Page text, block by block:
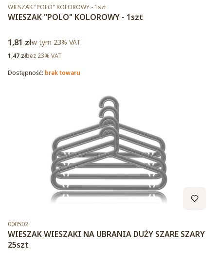
Kod produktu
WIESZAK "POLO" KOLOROWY - 1szt
WIESZAK "POLO" KOLOROWY - 1szt
Cena brutto
1,81 złw tym %s VAT
w tym 23% VAT
Cena netto
1,47 złbez 23% VAT
Dostępność: brak towaru
Kod produktu
000502
WIESZAK WIESZAKI NA UBRANIA DUŻY SZARE SZARY
25szt